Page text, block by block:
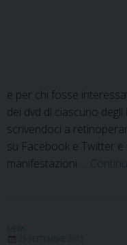
e per chi fosse
dei dvd di ciascuno
scrivendoci a
su Facebook e Twitter e
manifestazioni …
NEWS
25 SETTEMBRE 2013